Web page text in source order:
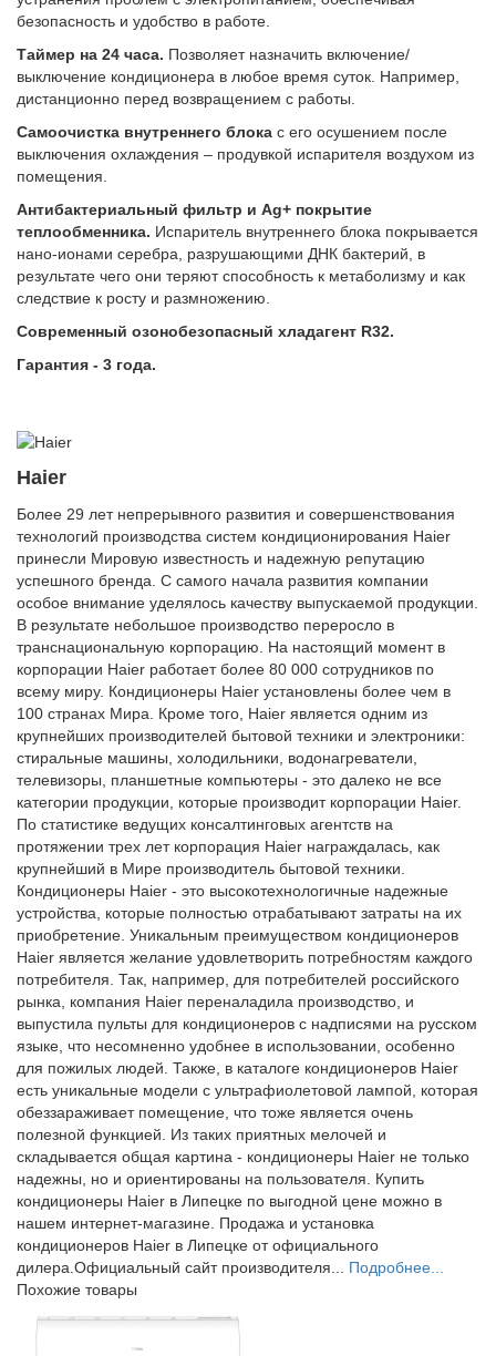
безопасность и удобство в работе.
Таймер на 24 часа. Позволяет назначить включение/
выключение кондиционера в любое время суток. Например,
дистанционно перед возвращением с работы.
Самоочистка внутреннего блока с его осушением после
выключения охлаждения – продувкой испарителя воздухом из
помещения.
Антибактериальный фильтр и Ag+ покрытие
теплообменника. Испаритель внутреннего блока покрывается
нано-ионами серебра, разрушающими ДНК бактерий, в
результате чего они теряют способность к метаболизму и как
следствие к росту и размножению.
Современный озонобезопасный хладагент R32.
Гарантия - 3 года.
Haier
Более 29 лет непрерывного развития и совершенствования
технологий производства систем кондиционирования Haier
принесли Мировую известность и надежную репутацию
успешного бренда. С самого начала развития компании
особое внимание уделялось качеству выпускаемой продукции.
В результате небольшое производство переросло в
транснациональную корпорацию. На настоящий момент в
корпорации Haier работает более 80 000 сотрудников по
всему миру. Кондиционеры Haier установлены более чем в
100 странах Мира. Кроме того, Haier является одним из
крупнейших производителей бытовой техники и электроники:
стиральные машины, холодильники, водонагреватели,
телевизоры, планшетные компьютеры - это далеко не все
категории продукции, которые производит корпорации Haier.
По статистике ведущих консалтинговых агентств на
протяжении трех лет корпорация Haier награждалась, как
крупнейший в Мире производитель бытовой техники.
Кондиционеры Haier - это высокотехнологичные надежные
устройства, которые полностью отрабатывают затраты на их
приобретение. Уникальным преимуществом кондиционеров
Haier является желание удовлетворить потребностям каждого
потребителя. Так, например, для потребителей российского
рынка, компания Haier переналадила производство, и
выпустила пульты для кондиционеров с надписями на русском
языке, что несомненно удобнее в использовании, особенно
для пожилых людей. Также, в каталоге кондиционеров Haier
есть уникальные модели с ультрафиолетовой лампой, которая
обеззараживает помещение, что тоже является очень
полезной функцией. Из таких приятных мелочей и
складывается общая картина - кондиционеры Haier не только
надежны, но и ориентированы на пользователя. Купить
кондиционеры Haier в Липецке по выгодной цене можно в
нашем интернет-магазине. Продажа и установка
кондиционеров Haier в Липецке от официального
дилера.Официальный сайт производителя... Подробнее...
Похожие товары